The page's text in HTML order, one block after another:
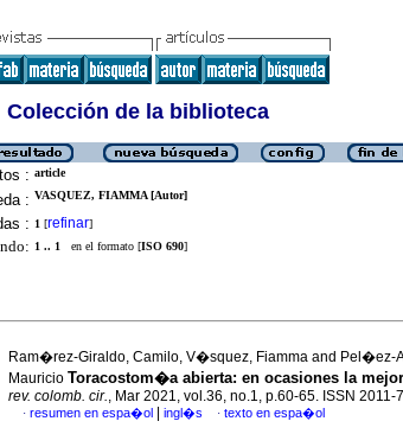
Colección de la biblioteca
: article
: VASQUEZ, FIAMMA [Autor]
: 1 [refinar]
1 .. 1 en el formato [ISO 690]
Ram�rez-Giraldo, Camilo, V�squez, Fiamma and Pel�ez-
Mauricio Toracostom�a abierta: en ocasiones la
rev. colomb. cir., Mar 2021, vol.36, no.1, p.60-65. ISSN 2011-
· resumen en espa�ol ingl�s · texto en espa�ol